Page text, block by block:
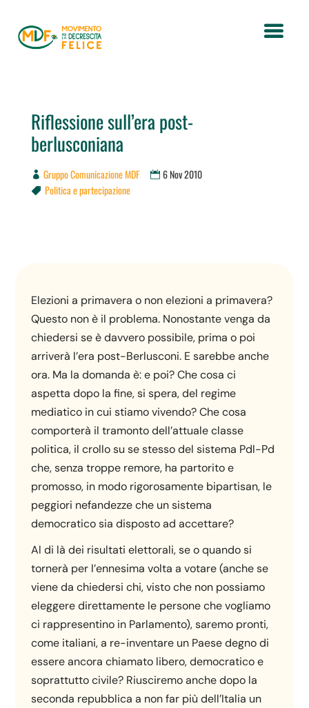
Riflessione sull’era post-
berlusconiana
Gruppo Comunicazione MDF 6 Nov 2010
 Politica e partecipazione
Elezioni a primavera o non elezioni a primavera?
Questo non è il problema. Nonostante venga da
chiedersi se è davvero possibile, prima o poi
arriverà l’era post-Berlusconi. E sarebbe anche
ora. Ma la domanda è: e poi? Che cosa ci
aspetta dopo la fine, si spera, del regime
mediatico in cui stiamo vivendo? Che cosa
comporterà il tramonto dell’attuale classe
politica, il crollo su se stesso del sistema Pdl-Pd
che, senza troppe remore, ha partorito e
promosso, in modo rigorosamente bipartisan, le
peggiori nefandezze che un sistema
democratico sia disposto ad accettare?
Al di là dei risultati elettorali, se o quando si
tornerà per l’ennesima volta a votare (anche se
viene da chiedersi chi, visto che non possiamo
eleggere direttamente le persone che vogliamo
ci rappresentino in Parlamento), saremo pronti,
come italiani, a re-inventare un Paese degno di
essere ancora chiamato libero, democratico e
soprattutto civile? Riusciremo anche dopo la
seconda repubblica a non far più dell’Italia un